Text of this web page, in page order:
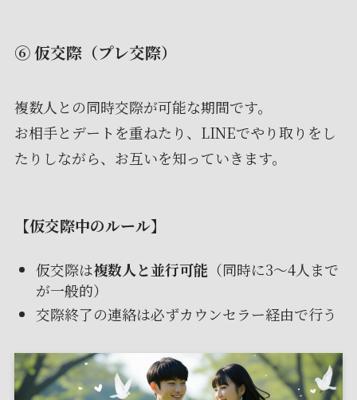
⑥ 仮交際（プレ交際）
複数人との同時交際が可能な期間です。
お相手とデートを重ねたり、LINEでやり取りをし
たりしながら、お互いを知っていきます。
【仮交際中のルール】
仮交際は複数人と並行可能 （同時に3～4人まで
が一般的）
交際終了の連絡は必ずカウンセラー経由で行う